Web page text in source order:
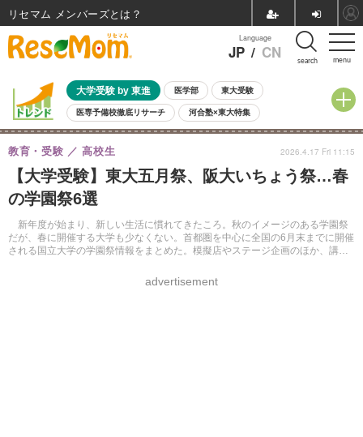
menu
Language
JP / CN search
大学受験 by 東進 医学部 東大受験
医専予備校徹底リサーチ 河合塾×東大特集
親子で考える大学選び 高校受験 中学受験 小学校受験
共通テスト 夏休み
8月開催イベント・WS 全国公立高校 過去問 人気記事
自由研究教材（小学生向け）
【大学受験】東大五月祭、阪大いちょう祭…春
の学園祭6選
新年度が始まり、新しい生活に慣れてきたころ。秋のイメージのある学園祭
だが、春に開催する大学も少なくない。首都圏を中心に全国の6月末までに開催
される国立大学の学園祭情報をまとめた。模擬店やステージ企画のほか、講演
教育・受験 高校生
advertisement
2026.4.17 Fri 11:15
リセマム メンバーズ